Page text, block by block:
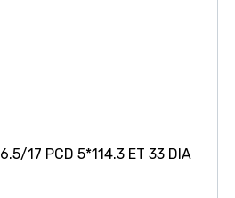
6.5/17 PCD 5*114.3 ET 33 DIA